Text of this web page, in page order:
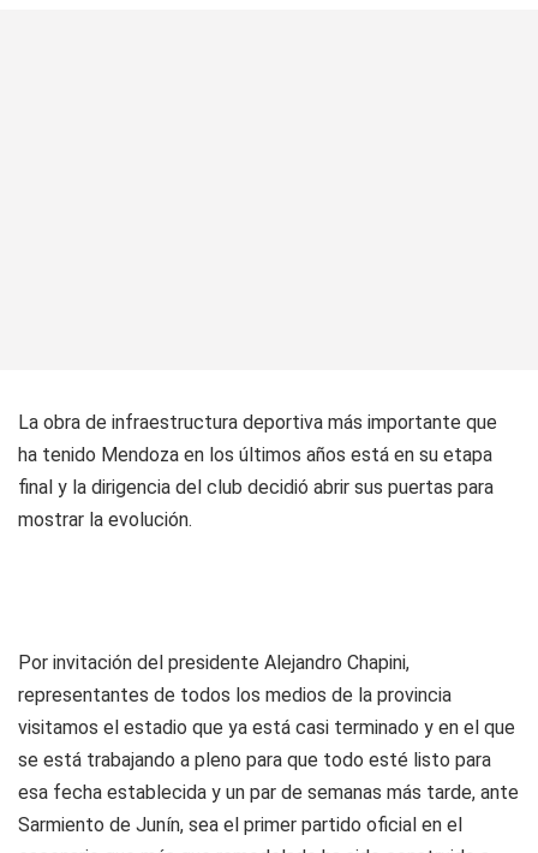
La obra de infraestructura deportiva más importante que
ha tenido Mendoza en los últimos años está en su etapa
final y la dirigencia del club decidió abrir sus puertas para
mostrar la evolución.
Por invitación del presidente Alejandro Chapini,
representantes de todos los medios de la provincia
visitamos el estadio que ya está casi terminado y en el que
se está trabajando a pleno para que todo esté listo para
esa fecha establecida y un par de semanas más tarde, ante
Sarmiento de Junín, sea el primer partido oficial en el